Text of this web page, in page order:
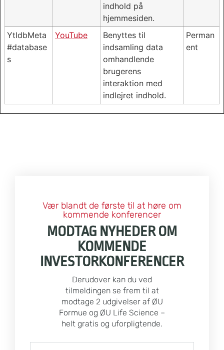
indhold på
hjemmesiden.
YtIdbMeta
#database
s
YouTube
Benyttes til
indsamling data
omhandlende
brugerens
interaktion med
indlejret indhold.
Perman
ent
Vær blandt de første til at høre om
kommende konferencer
MODTAG NYHEDER OM
KOMMENDE
INVESTORKONFERENCER
Derudover kan du ved
tilmeldingen se frem til at
modtage 2 udgivelser af ØU
Formue og ØU Life Science –
helt gratis og uforpligtende.